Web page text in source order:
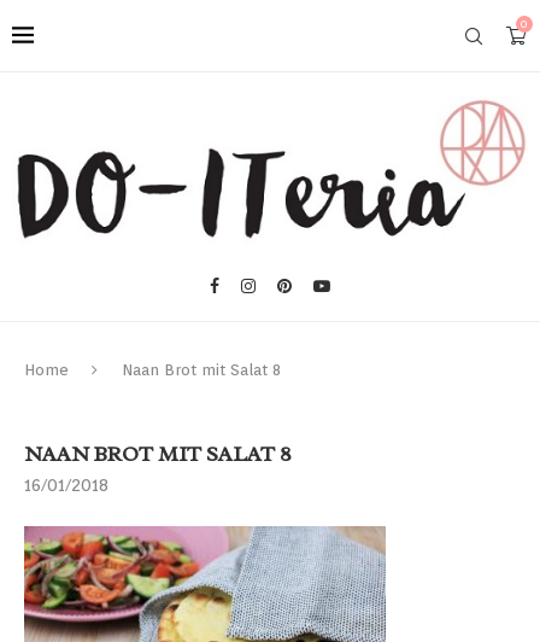
0
Home Naan Brot mit Salat 8
NAAN BROT MIT SALAT 8
16/01/2018